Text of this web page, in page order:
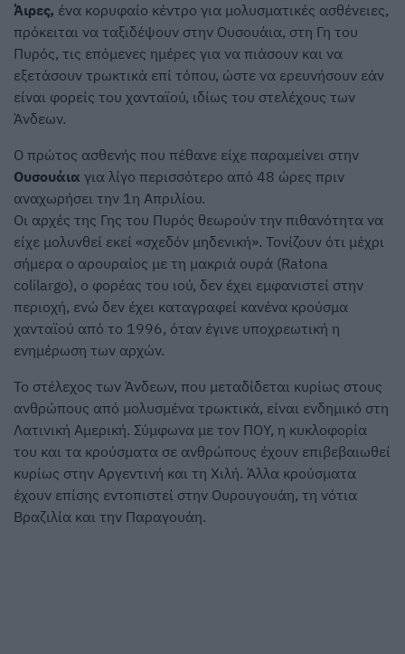
Άιρες, ένα κορυφαίο κέντρο για μολυσματικές ασθένειες,
πρόκειται να ταξιδέψουν στην Ουσουάια, στη Γη του
Πυρός, τις επόμενες ημέρες για να πιάσουν και να
εξετάσουν τρωκτικά επί τόπου, ώστε να ερευνήσουν εάν
είναι φορείς του χανταϊού, ιδίως του στελέχους των
Άνδεων.
Ο πρώτος ασθενής που πέθανε είχε παραμείνει στην
Ουσουάια για λίγο περισσότερο από 48 ώρες πριν
αναχωρήσει την 1η Απριλίου.
Οι αρχές της Γης του Πυρός θεωρούν την πιθανότητα να
είχε μολυνθεί εκεί «σχεδόν μηδενική». Τονίζουν ότι μέχρι
σήμερα ο αρουραίος με τη μακριά ουρά (Ratona
colilargo), ο φορέας του ιού, δεν έχει εμφανιστεί στην
περιοχή, ενώ δεν έχει καταγραφεί κανένα κρούσμα
χανταϊού από το 1996, όταν έγινε υποχρεωτική η
ενημέρωση των αρχών.
Το στέλεχος των Άνδεων, που μεταδίδεται κυρίως στους
ανθρώπους από μολυσμένα τρωκτικά, είναι ενδημικό στη
Λατινική Αμερική. Σύμφωνα με τον ΠΟΥ, η κυκλοφορία
του και τα κρούσματα σε ανθρώπους έχουν επιβεβαιωθεί
κυρίως στην Αργεντινή και τη Χιλή. Άλλα κρούσματα
έχουν επίσης εντοπιστεί στην Ουρουγουάη, τη νότια
Βραζιλία και την Παραγουάη.